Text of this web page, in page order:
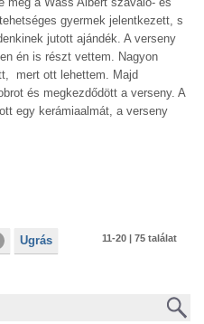
gyermek jelentkezett, s
jutott ajándék. A verseny
én is részt vettem. Nagyon
mert ott lehettem. Majd
és megkezdődött a verseny. A
egy kerámiaalmát, a verseny
Ugrás 11-20 | 75 találat